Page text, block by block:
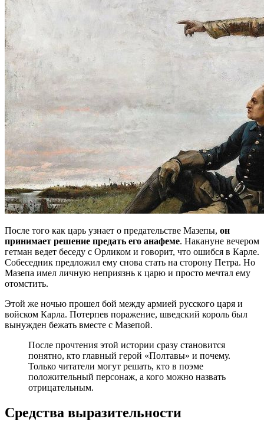
После того как царь узнает о предательстве Мазепы, он
принимает решение предать его анафеме. Накануне вечером
гетман ведет беседу с Орликом и говорит, что ошибся в Карле.
Собеседник предложил ему снова стать на сторону Петра. Но
Мазепа имел личную неприязнь к царю и просто мечтал ему
отомстить.
Этой же ночью прошел бой между армией русского царя и
войском Карла. Потерпев поражение, шведский король был
вынужден бежать вместе с Мазепой.
После прочтения этой истории сразу становится
понятно, кто главный герой «Полтавы» и почему.
Только читатели могут решать, кто в поэме
положительный персонаж, а кого можно назвать
отрицательным.
Средства выразительности